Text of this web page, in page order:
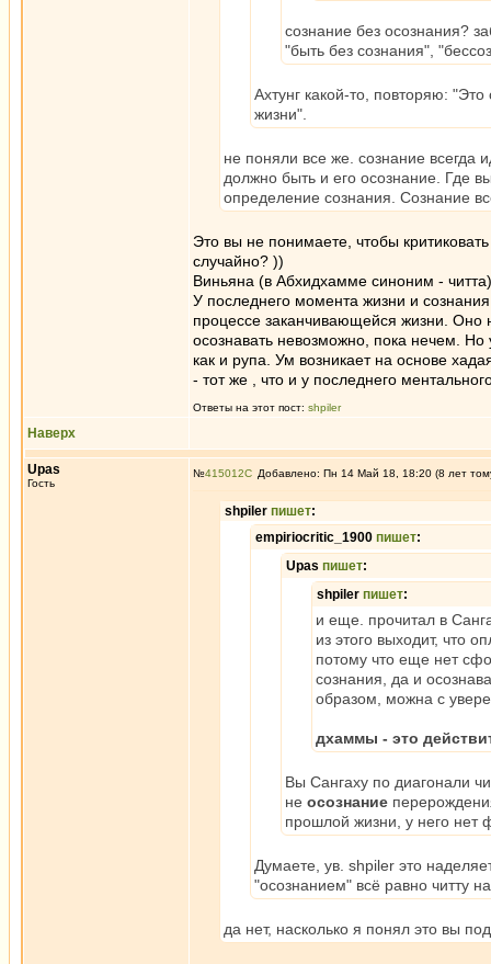
сознание без осознания?
"быть без сознания",
Ахтунг какой-то, повторяю:
жизни".
не поняли все же. сознание всегда
должно быть и его осознание. Где
определение сознания. Сознание
Это вы не понимаете, чтобы
случайно? ))
Виньяна (в Абхидхамме синоним - читта)
У последнего момента жизни и
процессе заканчивающейся жизни. Оно
осознавать невозможно, пока нечем.
как и рупа. Ум возникает на основе
- тот же , что и у последнего
Ответы на этот пост: shpiler
Наверх
Upas
Гость
№415012 Добавлено: Пн 14 Май 18, 18:20 (8 лет
shpiler пишет:
empiriocritic_1900 пишет:
Upas пишет:
shpiler пишет:
и еще. прочитал в
из этого выходит, что
потому что еще нет
сознания, да и
образом, можна с
дхаммы - это
Вы Сангаху по диагонали
не осознание
прошлой жизни, у него нет
Думаете, ув. shpiler это
"осознанием" всё равно читту
да нет, насколько я понял это вы